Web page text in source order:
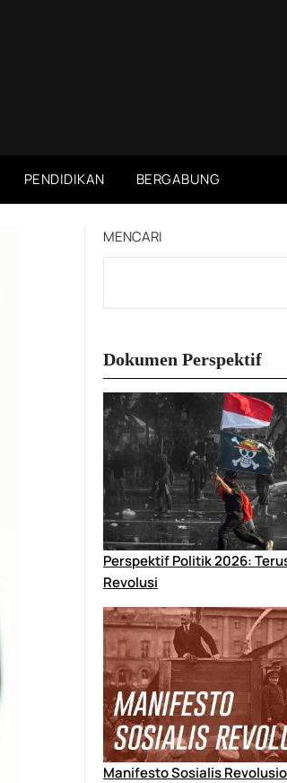
PENDIDIKAN BERGABUNG
MENCARI
Dokumen Perspektif
Perspektif Politik 2026:
Revolusi
Manifesto Sosialis